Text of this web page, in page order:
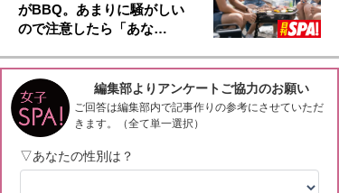
がBBQ。あまりに騒がしい
ので注意したら「あな…